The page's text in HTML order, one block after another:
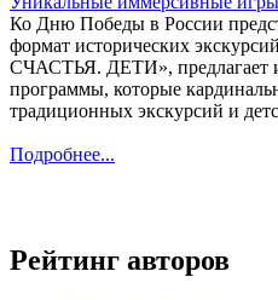
Ко Дню Победы в России
формат исторических
СЧАСТЬЯ. ДЕТИ», предлагает
программы, которые
традиционных экскурсий и
Подробнее...
Рейтинг авторов